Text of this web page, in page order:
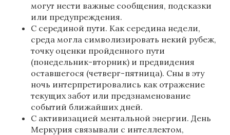
могут нести важные сообщения, подсказки
или предупреждения.
С серединой пути. Как середина недели,
среда могла символизировать некий рубеж,
точку оценки пройденного пути
(понедельник-вторник) и предвидения
оставшегося (четверг-пятница). Сны в эту
ночь интерпретировались как отражение
текущих забот или предзнаменование
событий ближайших дней.
С активизацией ментальной энергии. День
Меркурия связывали с интеллектом,